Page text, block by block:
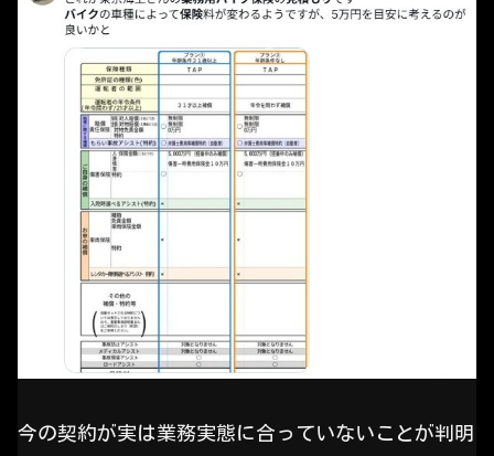
今の契約が実は業務実態に合っていないことが判明